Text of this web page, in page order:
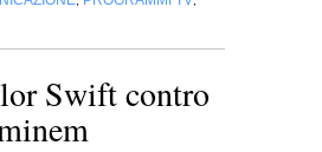
Swift contro